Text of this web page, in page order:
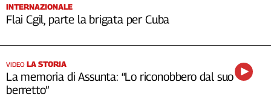
INTERNAZIONALE
Flai Cgil, parte la brigata per Cuba
VIDEO LA STORIA
La memoria di Assunta: “Lo riconobbero dal suo
berretto”